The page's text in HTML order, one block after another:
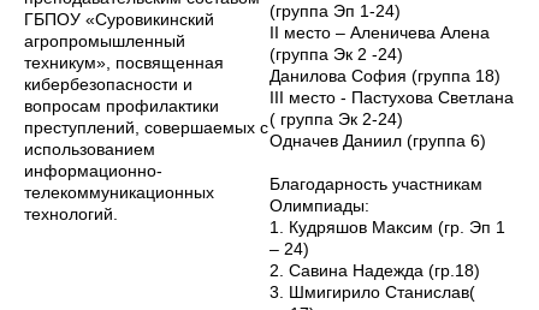
ГБПОУ «Суровикинский
агропромышленный
техникум», посвященная
кибербезопасности и
вопросам профилактики
преступлений, совершаемых с
использованием
информационно-
телекоммуникационных
технологий.
(группа Эп 1-24)
II место – Аленичева Алена
(группа Эк 2 -24)
Данилова София (группа 18)
III место - Пастухова Светлана
( группа Эк 2-24)
Одначев Даниил (группа 6)
Благодарность участникам
Олимпиады:
1. Кудряшов Максим (гр. Эп 1
– 24)
2. Савина Надежда (гр.18)
3. Шмигирило Станислав(